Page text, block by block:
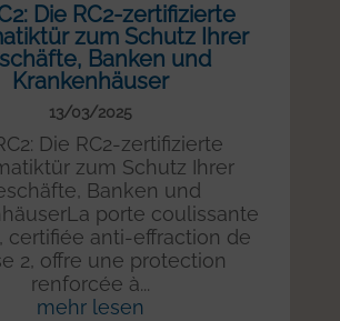
Die RC2-zertifizierte
zum Schutz Ihrer
Banken und
Krankenhäuser
13/03/2025
Die RC2-zertifizierte
zum Schutz Ihrer
Banken und
porte coulissante
certifiée anti-effraction de
2, offre une protection
renforcée à...
mehr lesen